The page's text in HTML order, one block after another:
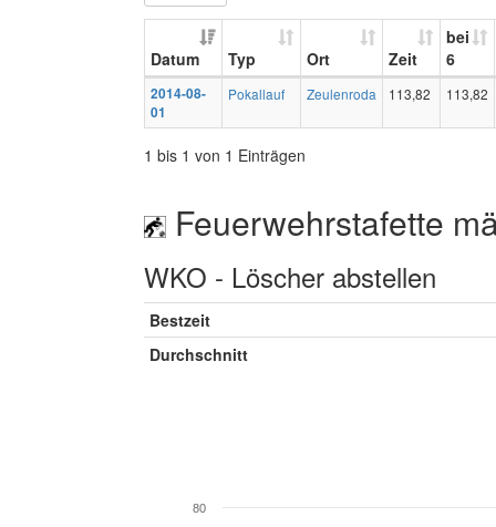
Datum Typ Ort Zeit
bei
6
2014-08-
01
Pokallauf Zeulenroda 113,82 113,82
1 bis 1 von 1 Einträgen
Feuerwehrstafette
WKO - Löscher abstellen
Bestzeit
Durchschnitt
80